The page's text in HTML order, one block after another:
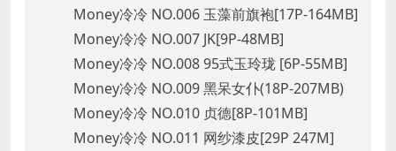
Money冷冷 NO.006 玉藻前旗袍[17P-164MB]
Money冷冷 NO.007 JK[9P-48MB]
Money冷冷 NO.008 95式玉玲珑 [6P-55MB]
Money冷冷 NO.009 黑呆女仆(18P-207MB)
Money冷冷 NO.010 贞德[8P-101MB]
Money冷冷 NO.011 网纱漆皮[29P 247M]